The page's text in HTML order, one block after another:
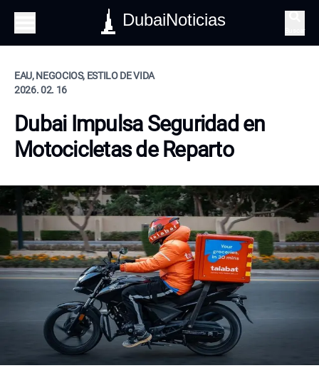
DubaiNoticias
EAU, NEGOCIOS, ESTILO DE VIDA
2026. 02. 16
Dubai Impulsa Seguridad en
Motocicletas de Reparto